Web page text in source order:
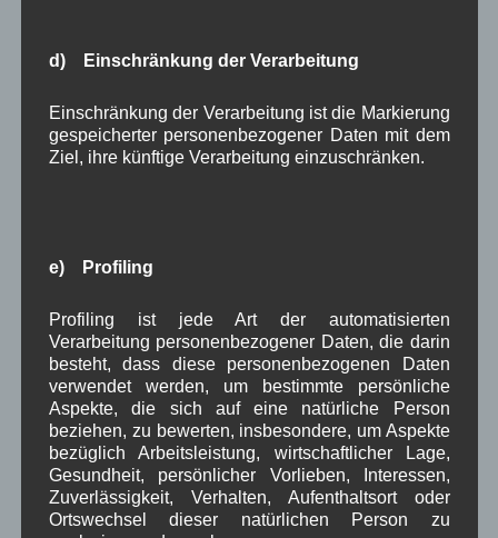
Aufstellungsversa
Kommunalwahl
2026
Aufstellungsversammlung für die
Gemeinderatsliste zur Kommunalwahl ein.
Mittwoch , den 10. Dezember 2025 um 20.00
im Haus des Gastes, Zugspitzstraße 11 in 82499
Wallgau.
Mit Liste der Gemeinderatskandidaten und
Gruppenfoto
Weiterlesen
in Wallgau Kommunalpolitik
d) Einschränkung der Verarbeitung
Einschränkung der Verarbeitung ist die Markierung
gespeicherter personenbezogener Daten mit dem
Ziel, ihre künftige Verarbeitung einzuschränken.
e) Profiling
Profiling ist jede Art der automatisierten
Verarbeitung personenbezogener Daten, die darin
besteht, dass diese personenbezogenen Daten
verwendet werden, um bestimmte persönliche
Aspekte, die sich auf eine natürliche Person
beziehen, zu bewerten, insbesondere, um Aspekte
bezüglich Arbeitsleistung, wirtschaftlicher Lage,
Gesundheit, persönlicher Vorlieben, Interessen,
Zuverlässigkeit, Verhalten, Aufenthaltsort oder
Ortswechsel dieser natürlichen Person zu